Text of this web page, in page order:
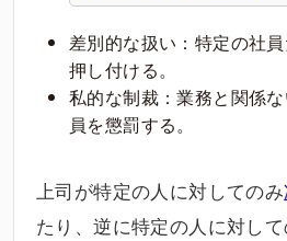
差別的な扱い：特定の社
押し付ける。
私的な制裁：業務と関係
員を懲罰する。
上司が特定の人に対してのみ
たり、逆に特定の人に対し